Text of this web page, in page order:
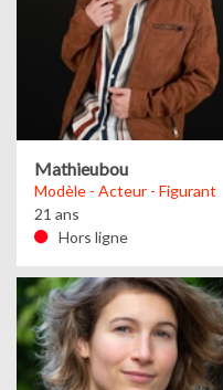
Mathieubou
Modèle - Acteur - Figurant
21 ans
Hors ligne